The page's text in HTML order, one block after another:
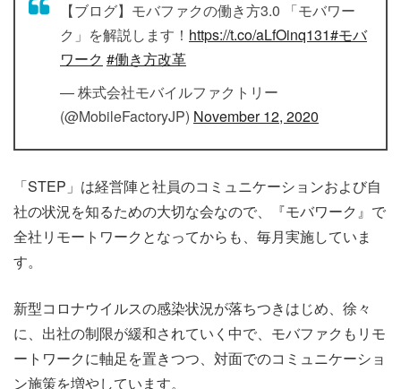
【ブログ】モバファクの働き方3.0 「モバワー
ク」を解説します！ https://t.co/aLfOinq131#モバ
ワーク #働き方改革
— 株式会社モバイルファクトリー
(@MobileFactoryJP) November 12, 2020
「STEP」は経営陣と社員のコミュニケーションおよび自
社の状況を知るための大切な会なので、『モバワーク』で
全社リモートワークとなってからも、毎月実施していま
す。
新型コロナウイルスの感染状況が落ちつきはじめ、徐々
に、出社の制限が緩和されていく中で、モバファクもリモ
ートワークに軸足を置きつつ、対面でのコミュニケーショ
ン施策を増やしています。